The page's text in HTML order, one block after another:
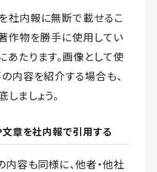
社内報に無断で載せるこ
作物を勝手に使用してい
たります。画像として使
内容を紹介する場合も、
ましょう。
章を社内報で引用する
容も同様に、他者・他社